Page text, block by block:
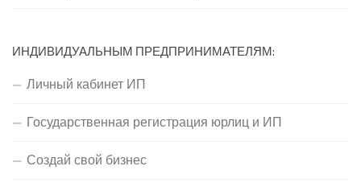
ИНДИВИДУАЛЬНЫМ ПРЕДПРИНИМАТЕЛЯМ:
Личный кабинет ИП
Государственная регистрация юрлиц и ИП
Создай свой бизнес